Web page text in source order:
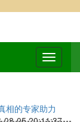
相的专家助力
08-05 20:11:37